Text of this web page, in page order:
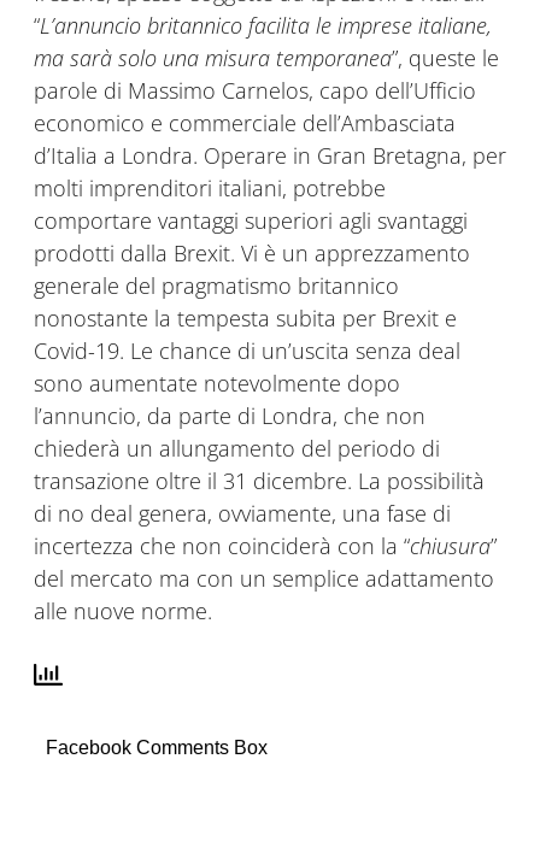
“L’annuncio britannico facilita le imprese italiane,
ma sarà solo una misura temporanea”, queste le
parole di Massimo Carnelos, capo dell’Ufficio
economico e commerciale dell’Ambasciata
d’Italia a Londra. Operare in Gran Bretagna, per
molti imprenditori italiani, potrebbe
comportare vantaggi superiori agli svantaggi
prodotti dalla Brexit. Vi è un apprezzamento
generale del pragmatismo britannico
nonostante la tempesta subita per Brexit e
Covid-19. Le chance di un’uscita senza deal
sono aumentate notevolmente dopo
l’annuncio, da parte di Londra, che non
chiederà un allungamento del periodo di
transazione oltre il 31 dicembre. La possibilità
di no deal genera, ovviamente, una fase di
incertezza che non coinciderà con la “chiusura”
del mercato ma con un semplice adattamento
alle nuove norme.
Facebook Comments Box